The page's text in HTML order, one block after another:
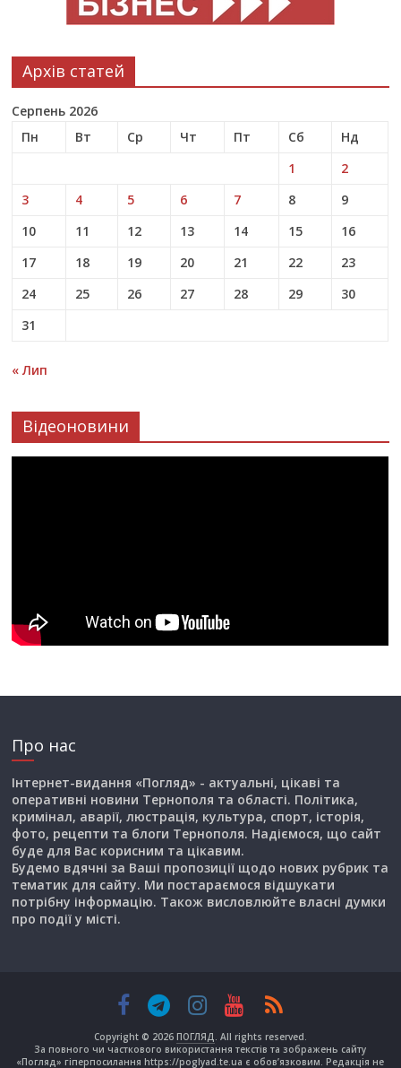
Архів статей
Серпень 2026
Пн
Вт Ср Чт Пт Сб
Нд
1
2
3
4 5 6 7 8
9
10
11 12 13 14 15
16
17
18 19 20 21 22
23
24
25 26 27 28 29
30
31
« Лип
Відеоновини
Про нас
Інтернет-видання «Погляд» - актуальні, цікаві та
оперативні новини Тернополя та області. Політика,
кримінал, аварії, люстрація, культура, спорт, історія,
фото, рецепти та блоги Тернополя. Надіємося, що сайт
буде для Вас корисним та цікавим.
Будемо вдячні за Ваші пропозиції щодо нових рубрик та
тематик для сайту. Ми постараємося відшукати
потрібну інформацію. Також висловлюйте власні думки
про події у місті.
Copyright © 2026 ПОГЛЯД . All rights reserved.
За повного чи часткового використання текстів та зображень сайту
«Погляд» гіперпосилання https://poglyad.te.ua є обов’язковим. Редакція не